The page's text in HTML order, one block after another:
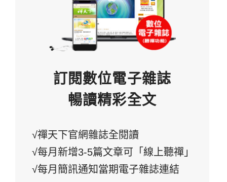
訂閱數位電子雜誌
暢讀精彩全文
√禪天下官網雜誌全閱讀
√每月新增3-5篇文章可「線上聽禪」
√每月簡訊通知當期電子雜誌連結